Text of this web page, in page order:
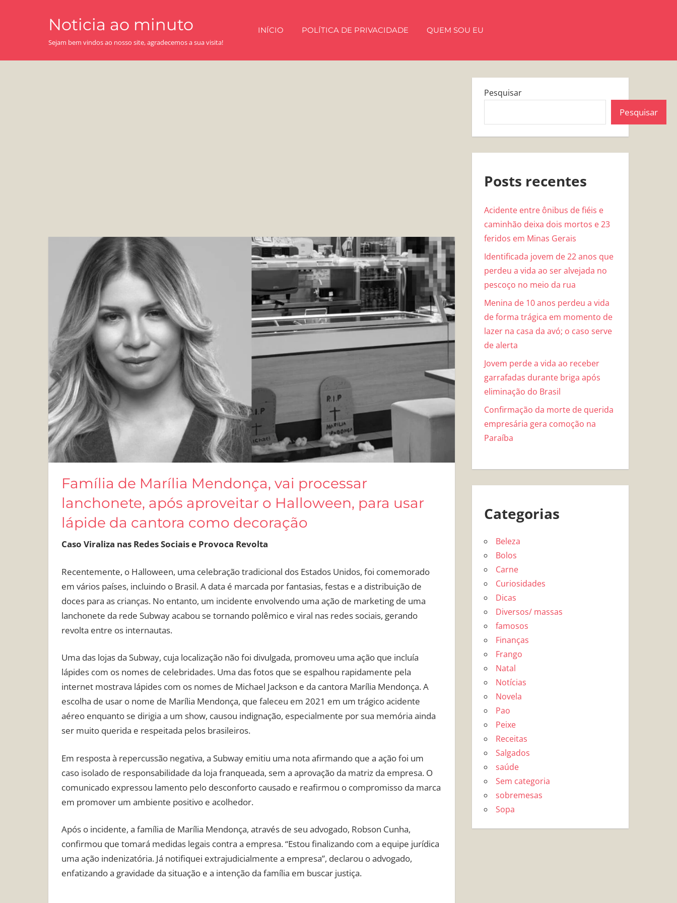
Noticia ao minuto
Sejam bem vindos ao nosso site, agradecemos a sua visita!
INÍCIO POLÍTICA DE PRIVACIDADE QUEM SOU EU
Família de Marília Mendonça, vai processar
lanchonete, após aproveitar o Halloween, para usar
lápide da cantora como decoração
Caso Viraliza nas Redes Sociais e Provoca Revolta
Recentemente, o Halloween, uma celebração tradicional dos Estados Unidos, foi comemorado
em vários países, incluindo o Brasil. A data é marcada por fantasias, festas e a distribuição de
doces para as crianças. No entanto, um incidente envolvendo uma ação de marketing de uma
lanchonete da rede Subway acabou se tornando polêmico e viral nas redes sociais, gerando
revolta entre os internautas.
Uma das lojas da Subway, cuja localização não foi divulgada, promoveu uma ação que incluía
lápides com os nomes de celebridades. Uma das fotos que se espalhou rapidamente pela
internet mostrava lápides com os nomes de Michael Jackson e da cantora Marília Mendonça. A
escolha de usar o nome de Marília Mendonça, que faleceu em 2021 em um trágico acidente
aéreo enquanto se dirigia a um show, causou indignação, especialmente por sua memória ainda
ser muito querida e respeitada pelos brasileiros.
Em resposta à repercussão negativa, a Subway emitiu uma nota afirmando que a ação foi um
caso isolado de responsabilidade da loja franqueada, sem a aprovação da matriz da empresa. O
comunicado expressou lamento pelo desconforto causado e reafirmou o compromisso da marca
em promover um ambiente positivo e acolhedor.
Após o incidente, a família de Marília Mendonça, através de seu advogado, Robson Cunha,
confirmou que tomará medidas legais contra a empresa. “Estou finalizando com a equipe jurídica
uma ação indenizatória. Já notifiquei extrajudicialmente a empresa”, declarou o advogado,
enfatizando a gravidade da situação e a intenção da família em buscar justiça.
Pesquisar
Pesquisar
Posts recentes
Acidente entre ônibus de fiéis e
caminhão deixa dois mortos e 23
feridos em Minas Gerais
Identificada jovem de 22 anos que
perdeu a vida ao ser alvejada no
pescoço no meio da rua
Menina de 10 anos perdeu a vida
de forma trágica em momento de
lazer na casa da avó; o caso serve
de alerta
Jovem perde a vida ao receber
garrafadas durante briga após
eliminação do Brasil
Confirmação da morte de querida
empresária gera comoção na
Paraíba
Categorias
Beleza
Bolos
Carne
Curiosidades
Dicas
Diversos/ massas
famosos
Finanças
Frango
Natal
Notícias
Novela
Pao
Peixe
Receitas
Salgados
saúde
Sem categoria
sobremesas
Sopa